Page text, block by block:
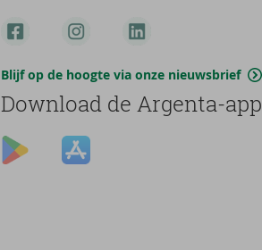
Blijf op de hoogte via onze nieuwsbrief
Download de Argenta-app